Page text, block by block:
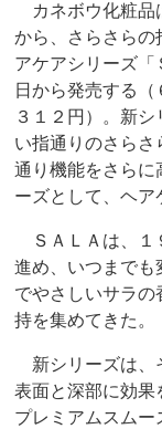
カネボウ化粧品
から、さらさらの
アケアシリーズ「
日から発売する（
３１２円）。新
い指通りのさらさ
通り機能をさらに
ーズとして、ヘア
ＳＡＬＡは、１
進め、いつまでも
でやさしいサラの
持を集めてきた。
新シリーズは、
表面と深部に効果
プレミアムスム